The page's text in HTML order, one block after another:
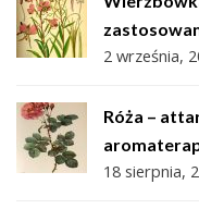
2 września,
Róża –
18 sierpnia,